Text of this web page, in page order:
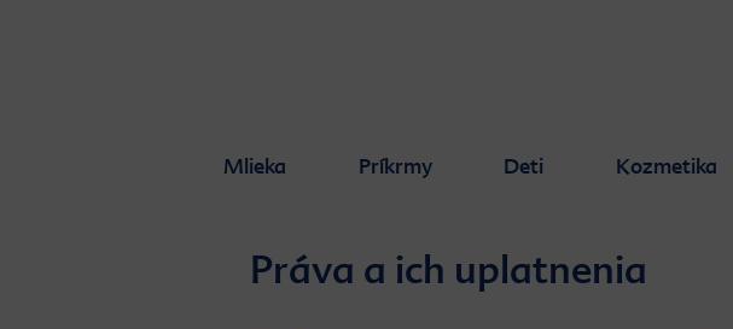
Mlieka Príkrmy Deti Kozmetika
Práva a ich uplatnenia